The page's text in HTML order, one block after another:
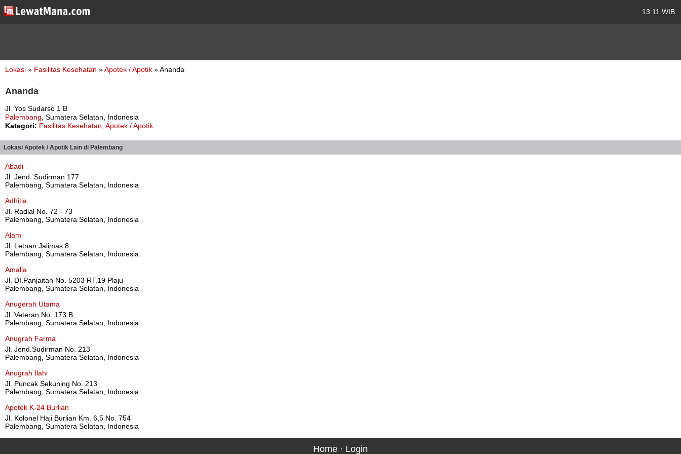
13:11 WIB
Lokasi » Fasilitas Kesehatan »Apotek / Apotik » Ananda
Ananda
Jl. Yos Sudarso 1 B
Palembang , Sumatera Selatan, Indonesia
Kategori: Fasilitas Kesehatan Apotek / Apotik
Lokasi Apotek / Apotik Lain di Palembang
Abadi
Jl. Jend. Sudirman 177
Palembang, Sumatera Selatan, Indonesia
Adhitia
Jl. Radial No. 72 - 73
Palembang, Sumatera Selatan, Indonesia
Alam
Jl. Letnan Jalimas 8
Palembang, Sumatera Selatan, Indonesia
Amalia
Jl. DI.Panjaitan No. 5203 RT.19 Plaju
Palembang, Sumatera Selatan, Indonesia
Anugerah Utama
Jl. Veteran No. 173 B
Palembang, Sumatera Selatan, Indonesia
Anugrah Farma
Jl. Jend.Sudirman No. 213
Palembang, Sumatera Selatan, Indonesia
Anugrah Ilahi
Jl. Puncak Sekuning No. 213
Palembang, Sumatera Selatan, Indonesia
Apotek K-24 Burlian
Jl. Kolonel Haji Burlian Km. 6,5 No. 754
Palembang, Sumatera Selatan, Indonesia
Home · Login